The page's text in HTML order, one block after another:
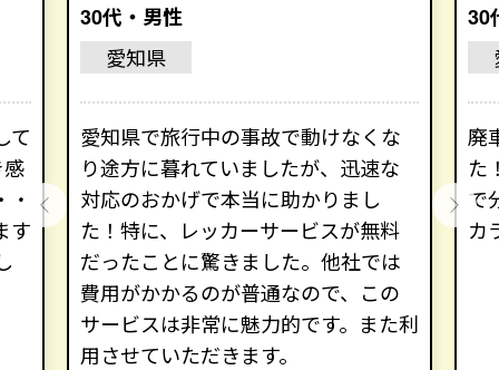
て
す
30代・男性
愛知県
愛知県で旅行中の事故で動けなくな
り途方に暮れていましたが、迅速な
対応のおかげで本当に助かりまし
た！特に、レッカーサービスが無料
だったことに驚きました。他社では
費用がかかるのが普通なので、この
サービスは非常に魅力的です。また利
用させていただきます。
30
廃
た
で
カ